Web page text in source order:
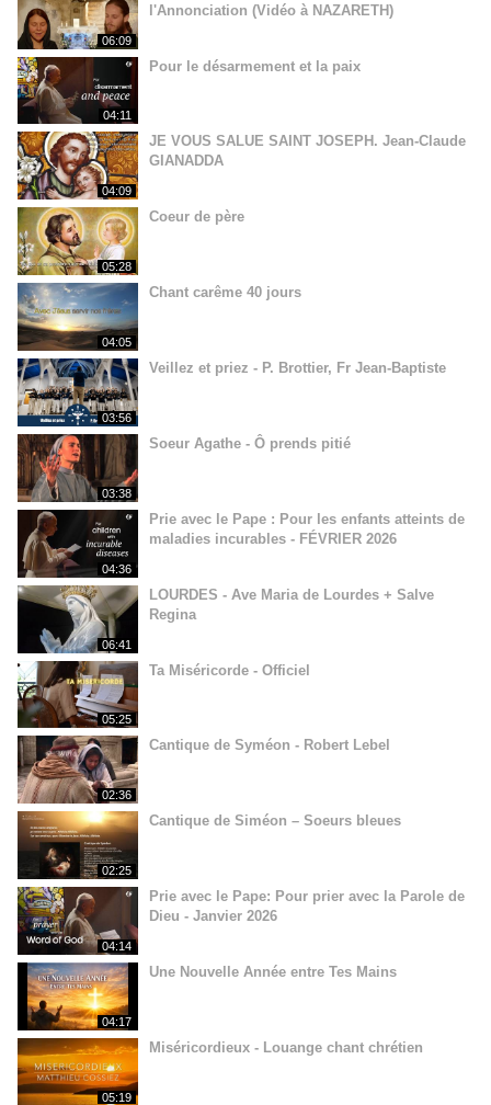
06:09
l'Annonciation (Vidéo à NAZARETH)
04:11
Pour le désarmement et la paix
04:09
JE VOUS SALUE SAINT JOSEPH. Jean-Claude
GIANADDA
05:28
Coeur de père
04:05
Chant carême 40 jours
03:56
Veillez et priez - P. Brottier, Fr Jean-Baptiste
03:38
Soeur Agathe - Ô prends pitié
04:36
Prie avec le Pape : Pour les enfants atteints de
maladies incurables - FÉVRIER 2026
06:41
LOURDES - Ave Maria de Lourdes + Salve
Regina
05:25
Ta Miséricorde - Officiel
02:36
Cantique de Syméon - Robert Lebel
02:25
Cantique de Siméon – Soeurs bleues
04:14
Prie avec le Pape: Pour prier avec la Parole de
Dieu - Janvier 2026
04:17
Une Nouvelle Année entre Tes Mains
05:19
Miséricordieux - Louange chant chrétien